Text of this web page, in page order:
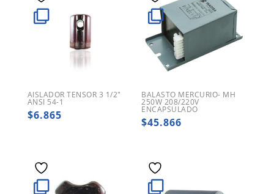
AISLADOR TENSOR 3 1/2″
ANSI 54-1
$6.865
BALASTO MERCURIO- MH
250W 208/220V
ENCAPSULADO
$45.866